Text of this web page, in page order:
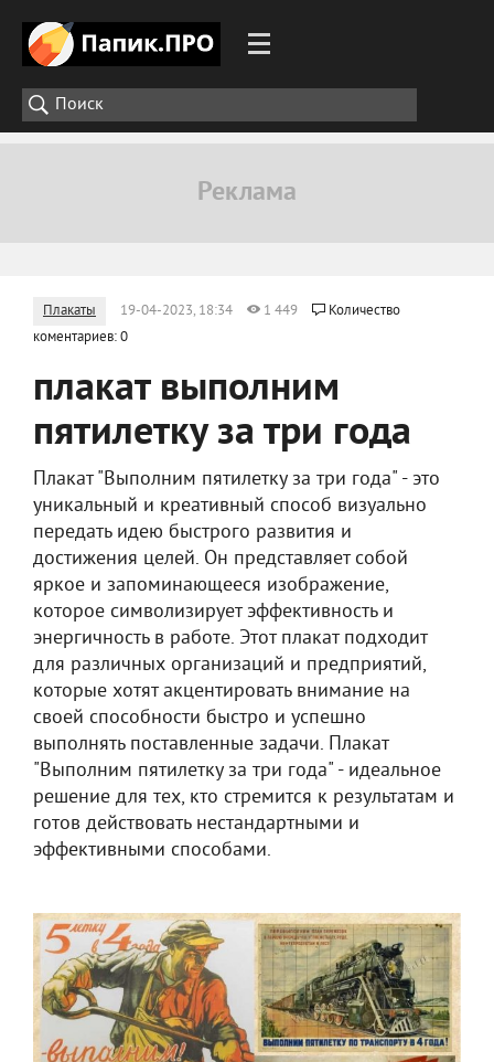
Плакаты 19-04-2023, 18:34 1 449
Количество
коментариев: 0
плакат выполним
пятилетку за три года
Плакат "Выполним пятилетку за три года" - это
уникальный и креативный способ визуально
передать идею быстрого развития и
достижения целей. Он представляет собой
яркое и запоминающееся изображение,
которое символизирует эффективность и
энергичность в работе. Этот плакат подходит
для различных организаций и предприятий,
которые хотят акцентировать внимание на
своей способности быстро и успешно
выполнять поставленные задачи. Плакат
"Выполним пятилетку за три года" - идеальное
решение для тех, кто стремится к результатам и
готов действовать нестандартными и
эффективными способами.